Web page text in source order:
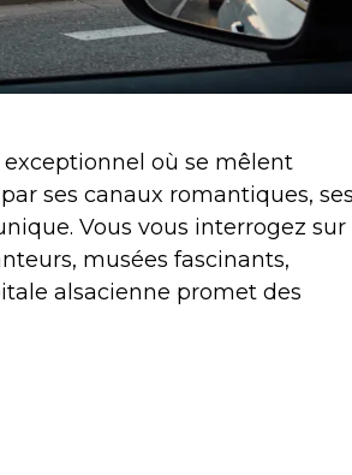
où se mêlent
ses canaux romantiques,
Vous vous interrogez sur
musées fascinants,
alsacienne promet des